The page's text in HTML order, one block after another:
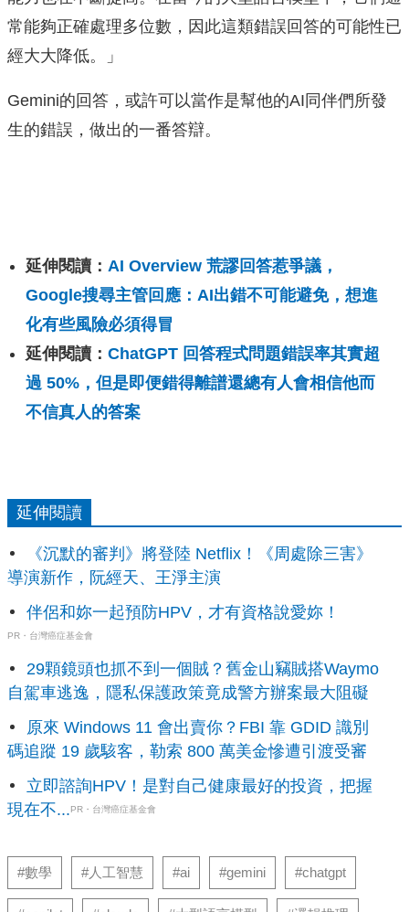
常能夠正確處理多位數，因此這類錯誤回答的可能性已
經大大降低。」
Gemini的回答，或許可以當作是幫他的AI同伴們所發
生的錯誤，做出的一番答辯。
延伸閱讀： AI Overview 荒謬回答惹爭議，
Google搜尋主管回應：AI出錯不可能避免，想進
化有些風險必須得冒
延伸閱讀： ChatGPT 回答程式問題錯誤率其實超
過 50%，但是即便錯得離譜還總有人會相信他而
不信真人的答案
延伸閱讀
《沉默的審判》將登陸 Netflix！《周處除三害》
導演新作，阮經天、王淨主演
伴侶和妳一起預防HPV，才有資格說愛妳！
PR・台灣癌症基金會
29顆鏡頭也抓不到一個賊？舊金山竊賊搭Waymo
自駕車逃逸，隱私保護政策竟成警方辦案最大阻礙
原來 Windows 11 會出賣你？FBI 靠 GDID 識別
碼追蹤 19 歲駭客，勒索 800 萬美金慘遭引渡受審
立即諮詢HPV！是對自己健康最好的投資，把握
現在不...PR・台灣癌症基金會
#數學 #人工智慧 #ai #gemini #chatgpt